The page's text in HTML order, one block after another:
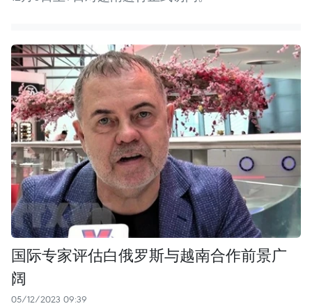
国际专家评估白俄罗斯与越南合作前景广
阔
05/12/2023 09:39